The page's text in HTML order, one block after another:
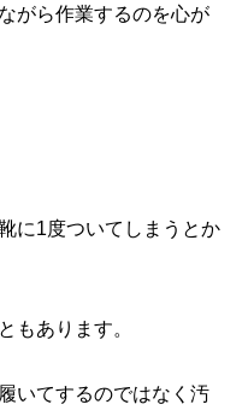
がら作業するのを心が
に1度ついてしまうとか
もあります。
いてするのではなく汚